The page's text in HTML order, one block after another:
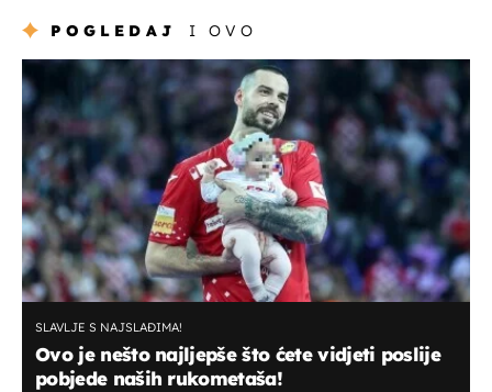
POGLEDAJ I OVO
SLAVLJE S NAJSLAĐIMA!
Ovo je nešto najljepše što ćete vidjeti poslije
pobjede naših rukometaša!